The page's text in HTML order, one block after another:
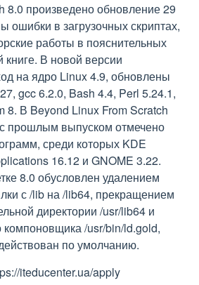
8.0 произведено обновление 29
ошибки в загрузочных скриптах,
работы в пояснительных
книге. В новой версии
на ядро Linux 4.9, обновлены
gcc 6.2.0, Bash 4.4, Perl 5.24.1,
8. В Beyond Linux From Scratch
прошлым выпуском отмечено
среди которых KDE
16.12 и GNOME 3.22.
8.0 обусловлен удалением
с /lib на /lib64, прекращением
директории /usr/lib64 и
/usr/bin/ld.gold,
по умолчанию.
iteducenter.ua/apply